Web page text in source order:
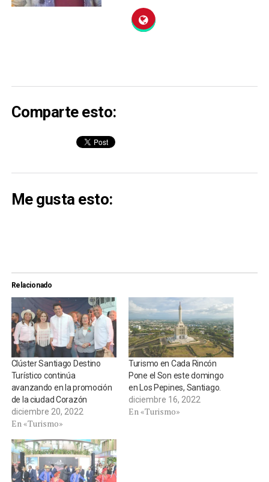
Comparte esto:
Me gusta esto:
Relacionado
Clúster Santiago Destino
Turístico continúa
avanzando en la promoción
de la ciudad Corazón
diciembre 20, 2022
En «Turismo»
Turismo en Cada Rincón
Pone el Son este domingo
en Los Pepines, Santiago.
diciembre 16, 2022
En «Turismo»